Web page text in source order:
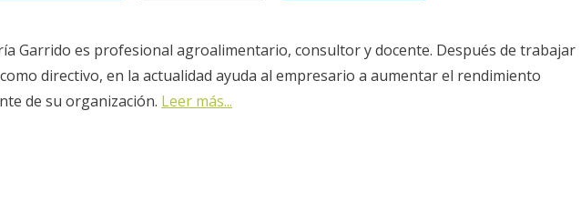
Garrido es profesional agroalimentario, consultor y docente. Después de trabajar
directivo, en la actualidad ayuda al empresario a aumentar el rendimiento
de su organización. Leer más...